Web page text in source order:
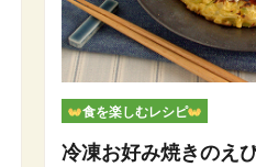
食を楽しむレシピ
冷凍お好み焼きのえ